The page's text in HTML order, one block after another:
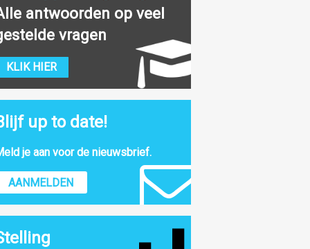
antwoorden op veel
vragen
KLIK HIER
up to date!
je aan voor de nieuwsbrief.
AANMELDEN